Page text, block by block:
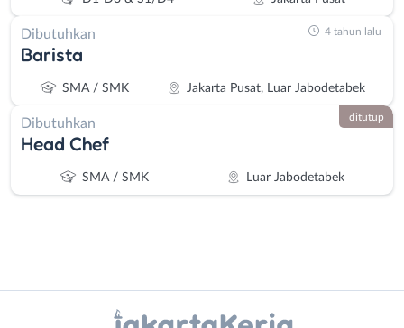
Dibutuhkan
Barista
SMA / SMK Jakarta Pusat, Luar Jabodetabek
4 tahun lalu
Dibutuhkan
Head Chef
SMA / SMK Luar Jabodetabek
ditutup
Administrasi
Bebas
X - Twitter Telegram